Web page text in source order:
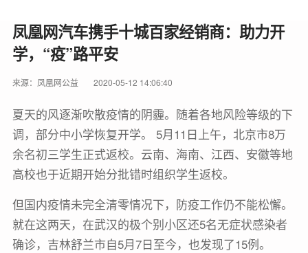
凤凰网汽车携手十城百家经销商：助力开
学，“疫”路平安
来源：凤凰网公益 2020-05-12 14:06:40
夏天的风逐渐吹散疫情的阴霾。随着各地风险等级的下
调，部分中小学恢复开学。 5月11日上午，北京市8万
余名初三学生正式返校。云南、海南、江西、安徽等地
高校也于近期开始分批错时组织学生返校。
但国内疫情未完全清零情况下，防疫工作仍不能松懈。
就在这两天，在武汉的极个别小区还5名无症状感染者
确诊，吉林舒兰市自5月7日至今，也发现了15例。